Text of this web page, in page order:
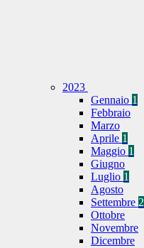
2023
Gennaio 1
Febbraio
Marzo
Aprile 1
Maggio 1
Giugno
Luglio 1
Agosto
Settembre 2
Ottobre
Novembre
Dicembre